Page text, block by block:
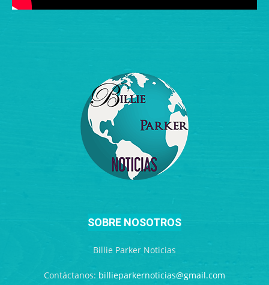
SOBRE NOSOTROS
Billie Parker Noticias
Contáctanos: billieparkernoticias@gmail.com